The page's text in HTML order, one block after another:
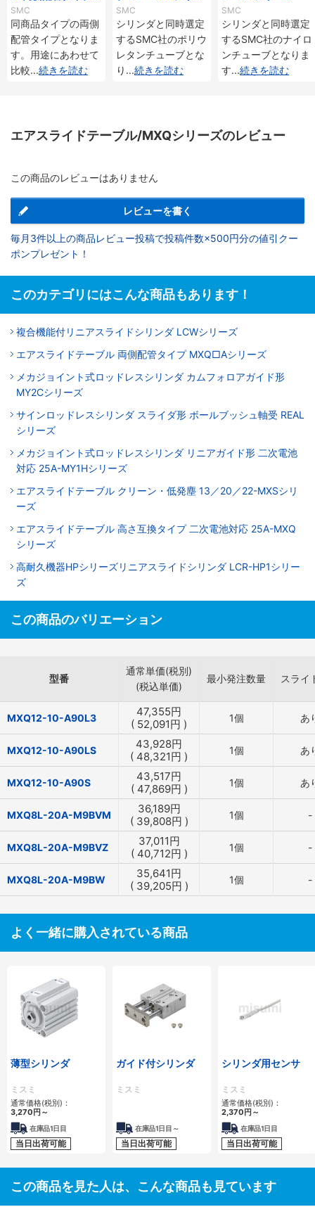
MXQ□Aシリーズ
SMC
同商品タイプの両側
配管タイプとなりま
す。用途にあわせて
比較...続きを読む
ズ
SMC
シリンダと同時選定
するSMC社のポリウ
レタンチューブとな
り ...続きを読む
SMC
シリンダと同時選定
するSMC社のナイロ
ンチューブとなりま
す...続きを読む
エアスライドテーブル/MXQシリーズのレビュー
この商品のレビューはありません
レビューを書く
毎月3件以上の商品レビュー投稿で投稿件数×500円分の値引クー
ポンプレゼント！
このカテゴリにはこんな商品もあります！
複合機能付リニアスライドシリンダ LCWシリーズ
エアスライドテーブル 両側配管タイプ MXQ□Aシリーズ
メカジョイント式ロッドレスシリンダ カムフォロアガイド形
MY2Cシリーズ
サインロッドレスシリンダ スライダ形 ボールブッシュ軸受 REAL
シリーズ
メカジョイント式ロッドレスシリンダ リニアガイド形 二次電池
対応 25A-MY1Hシリーズ
エアスライドテーブル クリーン・低発塵 13／20／22-MXSシリ
ーズ
エアスライドテーブル 高さ互換タイプ 二次電池対応 25A-MXQ
シリーズ
高耐久機器HPシリーズリニアスライドシリンダ LCR-HP1シリー
ズ
この商品のバリエーション
型番
通常単価(税別)
(税込単価)
最小発注数量 スライ
MXQ12-10-A90L3 47,355円
( 52,091円 ) 1個 あ
MXQ12-10-A90LS 43,928円
( 48,321円 ) 1個 あ
MXQ12-10-A90S 43,517円
( 47,869円 ) 1個 あ
MXQ8L-20A-M9BVM 36,189円
( 39,808円 ) 1個 -
MXQ8L-20A-M9BVZ 37,011円
( 40,712円 ) 1個 -
MXQ8L-20A-M9BW 35,641円
( 39,205円 ) 1個 -
よく一緒に購入されている商品
薄型シリンダ
ミスミ
通常価格(税別)：
3,270 円 ～
在庫品1日目
当日出荷可能
ガイド付シリンダ
ミスミ
在庫品1日目～
当日出荷可能
シリンダ用センサ
ミスミ
通常価格(税別)：
2,370 円 ～
在庫品1日目
当日出荷可能
この商品を見た人は、こんな商品も見ています